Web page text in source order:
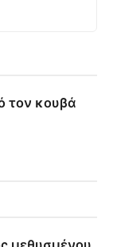
τον κουβά